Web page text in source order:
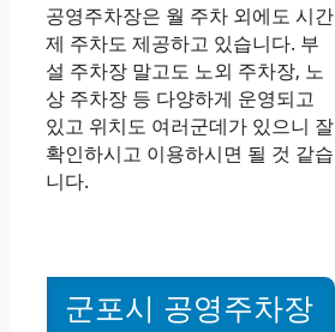
공영주차장은 월 주차 외에도 시간
제 주차도 제공하고 있습니다. 부
설 주차장 말고도 노외 주차장, 노
상 주차장 등 다양하게 운영되고
있고 위치도 여러군데가 있으니 잘
확인하시고 이용하시면 될 것 같습
니다.
군포시 공영주차장